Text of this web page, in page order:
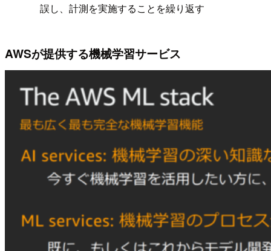
誤し、計測を実施することを繰り返す
AWSが提供する機械学習サービス